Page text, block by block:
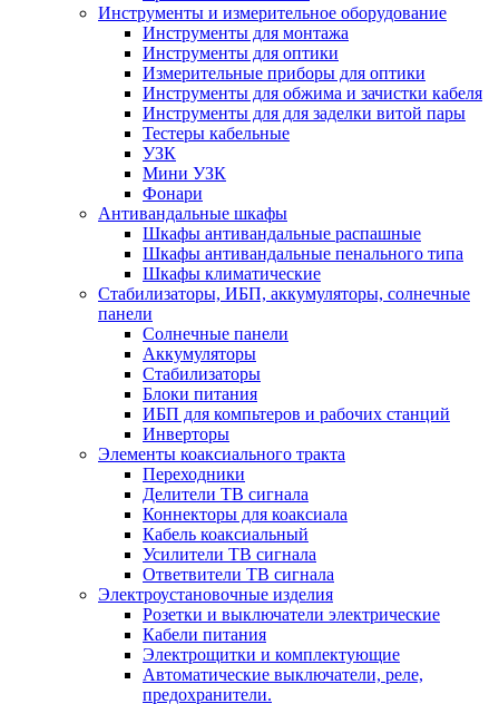
Инструменты и измерительное оборудование
Инструменты для монтажа
Инструменты для оптики
Измерительные приборы для оптики
Инструменты для обжима и зачистки кабеля
Инструменты для для заделки витой пары
Тестеры кабельные
УЗК
Мини УЗК
Фонари
Антивандальные шкафы
Шкафы антивандальные распашные
Шкафы антивандальные пенального типа
Шкафы климатические
Стабилизаторы, ИБП, аккумуляторы, солнечные
панели
Солнечные панели
Аккумуляторы
Стабилизаторы
Блоки питания
ИБП для компьтеров и рабочих станций
Инверторы
Элементы коаксиального тракта
Переходники
Делители ТВ сигнала
Коннекторы для коаксиала
Кабель коаксиальный
Усилители ТВ сигнала
Ответвители ТВ сигнала
Электроустановочные изделия
Розетки и выключатели электрические
Кабели питания
Электрощитки и комплектующие
Автоматические выключатели, реле,
предохранители.